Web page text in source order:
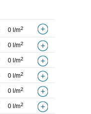
0 l/m2
0 l/m2
0 l/m2
0 l/m2
0 l/m2
0 l/m2